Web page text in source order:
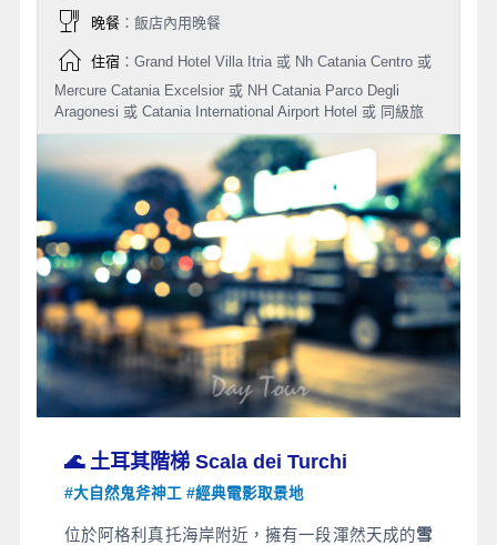
晚餐：飯店內用晚餐
住宿：Grand Hotel Villa Itria 或 Nh Catania Centro 或
Mercure Catania Excelsior 或 NH Catania Parco Degli
Aragonesi 或 Catania International Airport Hotel 或 同級旅
🌊 土耳其階梯 Scala dei Turchi
#大自然鬼斧神工 #經典電影取景地
位於阿格利真托海岸附近，擁有一段渾然天成的雪